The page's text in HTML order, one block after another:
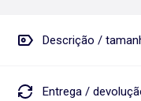
Descrição /
Entrega /